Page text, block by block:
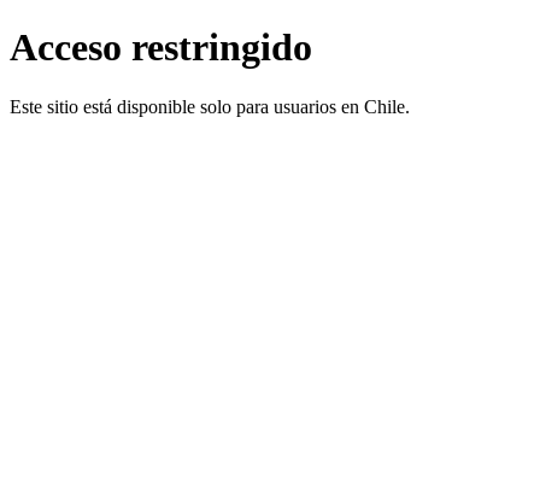
Acceso restringido
Este sitio está disponible solo para usuarios en Chile.